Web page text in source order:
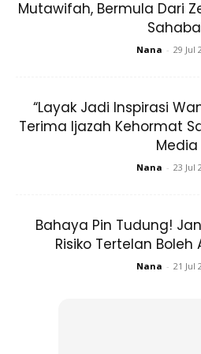
‘azhiim, robbanaa wa robba kulli
nawaa wamunzilat-tawrooti wal
bika min syarri kulli syai-in anta
laysa fawqoka syai-un, wa antal
syai-un, iqdhi ‘annad-dainaa wa
Mutawifah, Bermula Dari
Nana - 29 Jul
“Layak Jadi Inspirasi
Terima Ijazah Kehormat
Media
Nana - 23 Jul
Bahaya Pin Tudung!
Risiko Tertelan
Nana - 21 Jul